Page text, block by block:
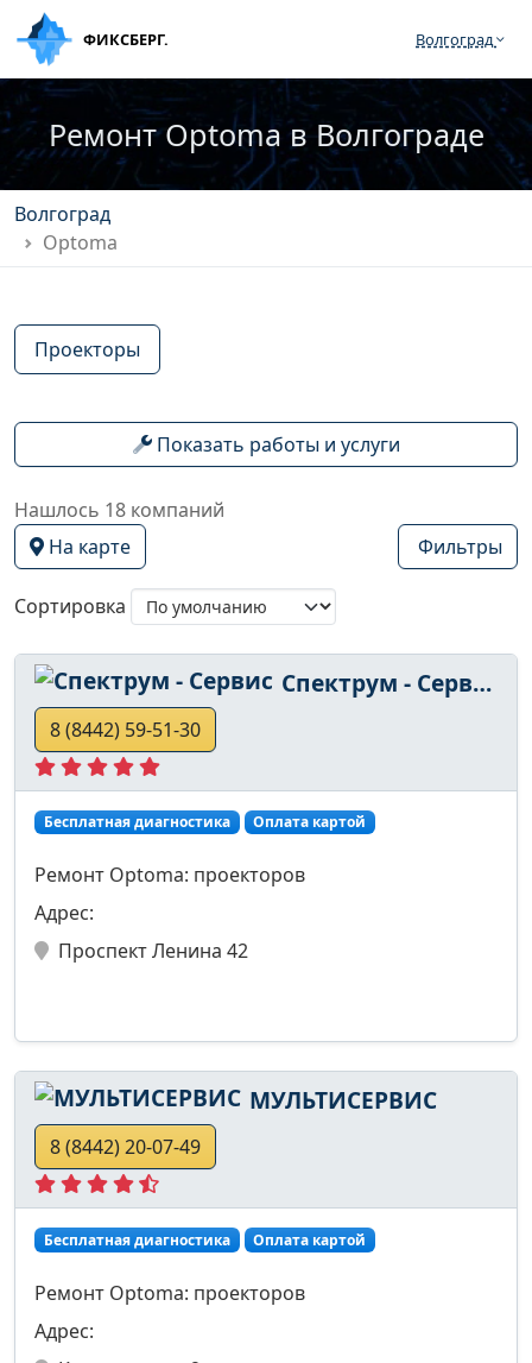
ФИКСБЕРГ. Волгоград
Ремонт Optoma в Волгограде
Волгоград
Optoma
Проекторы
Показать работы и услуги
Нашлось 18 компаний
На карте
Фильтры
Сортировка
Спектрум - Сервис
8 (8442) 59-51-30
Бесплатная диагностика Оплата картой
Ремонт Optoma: проекторов
Адрес:
Проспект Ленина 42
МУЛЬТИСЕРВИС
8 (8442) 20-07-49
Бесплатная диагностика Оплата картой
Ремонт Optoma: проекторов
Адрес: